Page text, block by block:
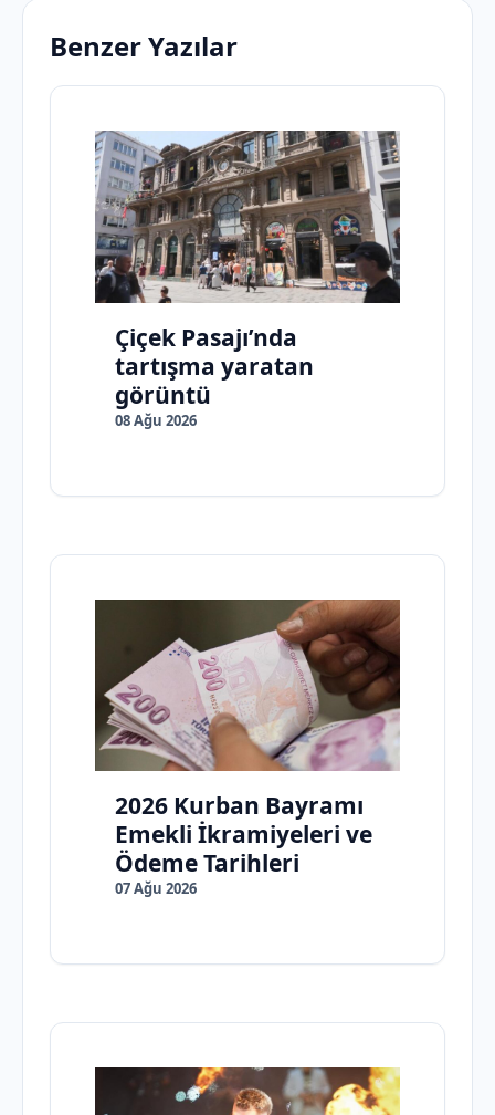
Benzer Yazılar
Çiçek Pasajı’nda
tartışma yaratan
görüntü
08 Ağu 2026
2026 Kurban Bayramı
Emekli İkramiyeleri ve
Ödeme Tarihleri
07 Ağu 2026